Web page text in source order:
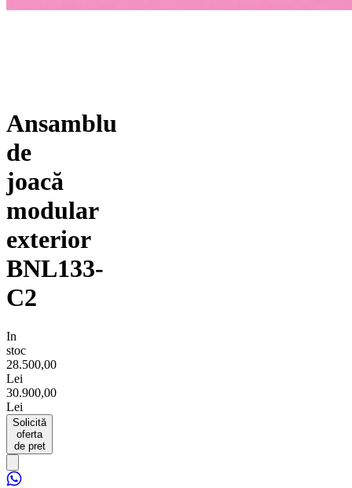
Ansamblu
de
joacă
modular
exterior
BNL133-
C2
In
stoc
28.500,00
Lei
30.900,00
Lei
Solicită
oferta
de pret